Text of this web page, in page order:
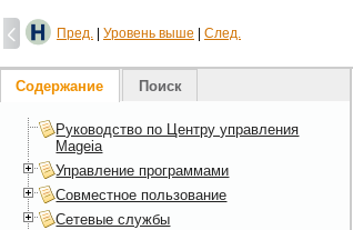
Пред. Уровень выше След.
Содержание Поиск
Руководство по Центру управления
Mageia
Управление программами
Совместное пользование
Сетевые службы